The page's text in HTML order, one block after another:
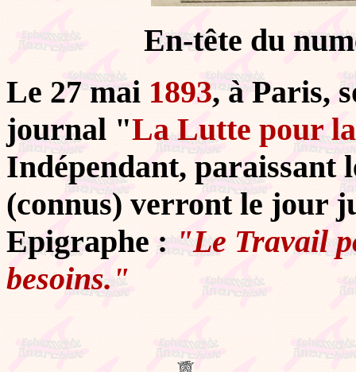
En-tête du
Le 27 mai 1893, à Paris,
journal "La Lutte pour
Indépendant, paraissant
(connus) verront le jour
Epigraphe :"Le Travail
besoins."